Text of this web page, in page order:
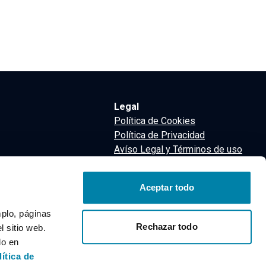
páginas
sitio web.
en
de
Aceptar todo
Rechazar todo
Legal
Política de Cookies
Política de Privacidad
Avíso Legal y Términos de uso